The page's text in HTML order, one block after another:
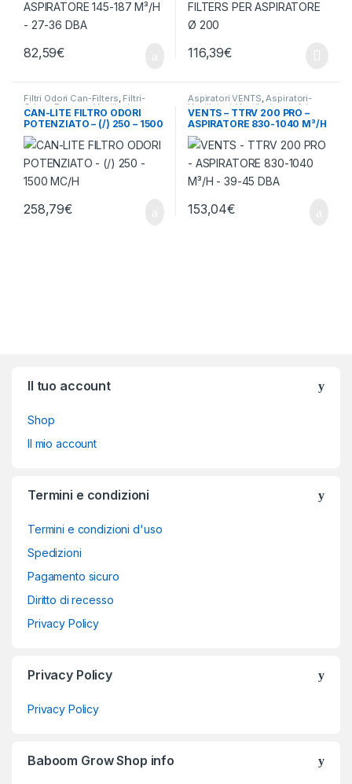
82,59€ 116,39€
Filtri Odori Can-Filters, Filtri-
Odore-Rumore,Ventilazione -
Aria
CAN-LITE FILTRO ODORI
POTENZIATO – (/) 250 – 1500
MC/H
258,79€
Aspiratori VENTS,Aspiratori-
Ventilatori,Ventilazione - Aria
VENTS – TTRV 200 PRO –
ASPIRATORE 830-1040 M³/H
– 39-45 DBA
153,04€
Il tuo account
Shop
Il mio account
Termini e condizioni
Termini e condizioni d'uso
Spedizioni
Pagamento sicuro
Diritto di recesso
Privacy Policy
Privacy Policy
Privacy Policy
Baboom Grow Shop info